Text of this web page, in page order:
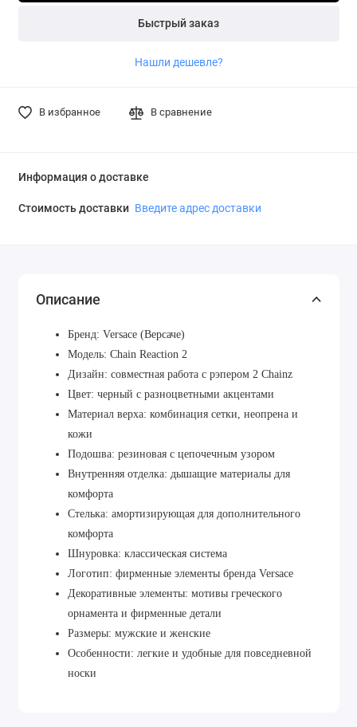
Быстрый заказ
Нашли дешевле?
В избранное В сравнение
Информация о доставке
Стоимость доставки Введите адрес доставки
Описание
Бренд: Versace (Версаче)
Модель: Chain Reaction 2
Дизайн: совместная работа с рэпером 2 Chainz
Цвет: черный с разноцветными акцентами
Материал верха: комбинация сетки, неопрена и
кожи
Подошва: резиновая с цепочечным узором
Внутренняя отделка: дышащие материалы для
комфорта
Стелька: амортизирующая для дополнительного
комфорта
Шнуровка: классическая система
Логотип: фирменные элементы бренда Versace
Декоративные элементы: мотивы греческого
орнамента и фирменные детали
Размеры: мужские и женские
Особенности: легкие и удобные для повседневной
носки